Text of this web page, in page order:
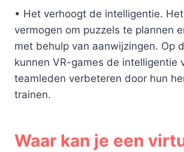
• Het verhoogt de intelligentie.
vermogen om puzzels te plannen
met behulp van aanwijzingen. Op
kunnen VR-games de intelligentie
teamleden verbeteren door hun
trainen.
Waar kan je een